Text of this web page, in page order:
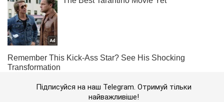
Підписуйся на наш Telegram. Отримуй тільки
найважливіше!